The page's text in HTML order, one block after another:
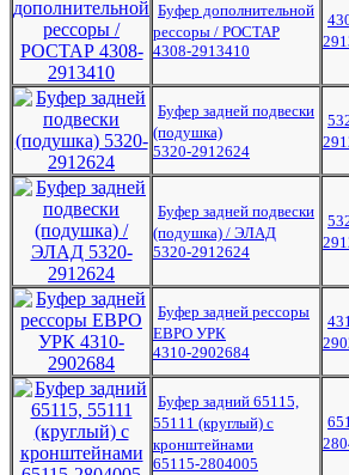
Буфер дополнительной
рессоры / РОСТАР
4308-2913410
Буфер задней подвески
(подушка)
5320-2912624
Буфер задней подвески
(подушка) / ЭЛАД
5320-2912624
Буфер задней рессоры
ЕВРО УРК
4310-2902684
Буфер задний 65115,
55111 (круглый) с
кронштейнами
65115-2804005